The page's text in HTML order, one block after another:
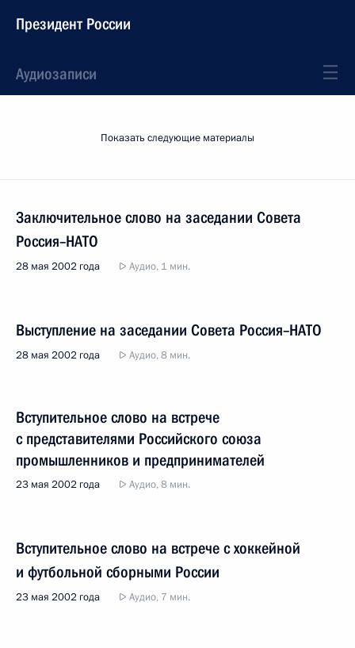
Президент России
Аудиозаписи
Показать следующие материалы
Заключительное слово на заседании Совета
Россия–НАТО
28 мая 2002 года Аудио, 1 мин.
Выступление на заседании Совета Россия–НАТО
28 мая 2002 года Аудио, 8 мин.
Вступительное слово на встрече
с представителями Российского союза
промышленников и предпринимателей
23 мая 2002 года Аудио, 8 мин.
Вступительное слово на встрече с хоккейной
и футбольной сборными России
23 мая 2002 года Аудио, 7 мин.